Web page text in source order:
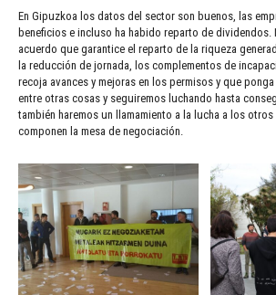
En Gipuzkoa los datos del sector son buenos, las
beneficios e incluso ha habido reparto de dividendos.
acuerdo que garantice el reparto de la riqueza
la reducción de jornada, los complementos de
recoja avances y mejoras en los permisos y que
entre otras cosas y seguiremos luchando hasta
también haremos un llamamiento a la lucha a los
componen la mesa de negociación.